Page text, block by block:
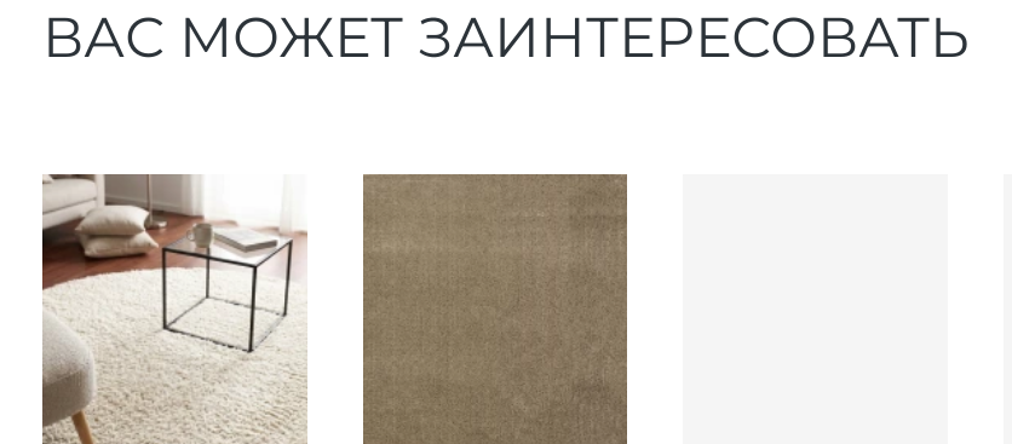
ВАС МОЖЕТ ЗАИНТЕРЕСОВАТЬ